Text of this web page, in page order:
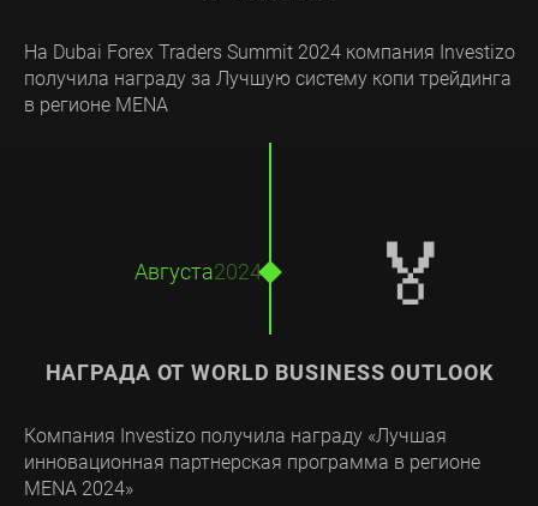
На Dubai Forex Traders Summit 2024 компания Investizo
получила награду за Лучшую систему копи трейдинга
в регионе MENA
НАГРАДА ОТ WORLD BUSINESS OUTLOOK
Компания Investizo получила награду «Лучшая
инновационная партнерская программа в регионе
MENA 2024»
Августа2024 🏅